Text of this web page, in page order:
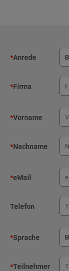
*Anrede
*Firma
*Vorname
*Nachname
*eMail
Telefon
*Sprache
*Teilnehmer